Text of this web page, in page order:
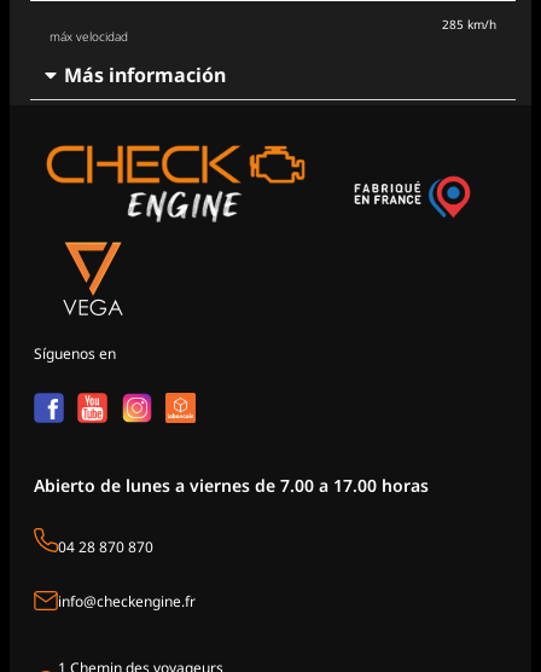
máx velocidad
285 km/h
Más información
Síguenos en
Abierto de lunes a viernes de 7.00 a 17.00 horas
04 28 870 870
info@checkengine.fr
1 Chemin des voyageurs